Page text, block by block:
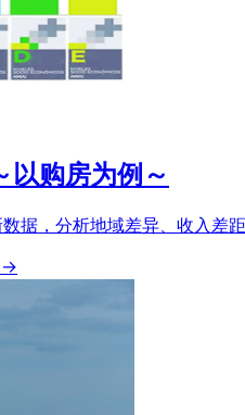
以购房为例～
据，分析地域差异、收入差
→